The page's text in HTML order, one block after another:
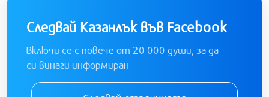
Следвай Казанлък във Facebook
Включи се с повече от 20 000 души, за да
си винаги информиран